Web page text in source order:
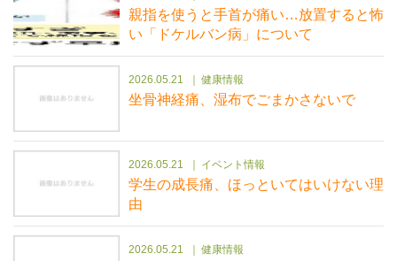
親指を使うと手首が痛い…放置すると怖
い「ドケルバン病」について
2026.05.21 健康情報
坐骨神経痛、湿布でごまかさないで
2026.05.21 イベント情報
学生の成長痛、ほっといてはいけない理
由
2026.05.21 健康情報